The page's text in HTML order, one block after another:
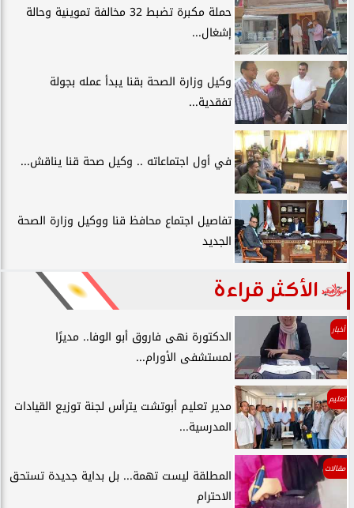
حملة مكبرة تضبط 32 مخالفة تموينية وحالة
إشغال...
وكيل وزارة الصحة بقنا يبدأ عمله بجولة
تفقدية...
في أول اجتماعاته .. وكيل صحة قنا يناقش...
تفاصيل اجتماع محافظ قنا ووكيل وزارة الصحة
الجديد
الأكثر قراءة
أخبار
الدكتورة نهى فاروق أبو الوفا.. مديرًا
لمستشفى الأورام...
تعليم
مدير تعليم أبوتشت يترأس لجنة توزيع القيادات
المدرسية...
مقالات
المطلقة ليست تهمة... بل بداية جديدة تستحق
الاحترام